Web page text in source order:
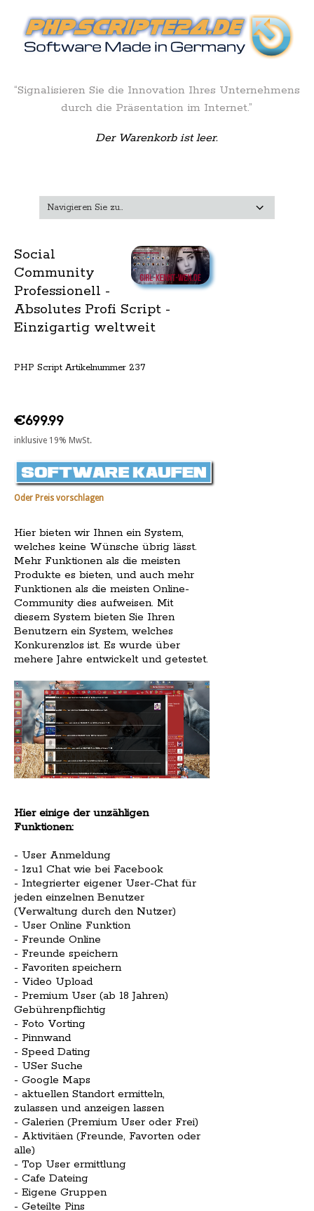
“Signalisieren Sie die Innovation Ihres Unternehmens
durch die Präsentation im Internet.”
Der Warenkorb ist leer.
Social
Community
Professionell -
Absolutes Profi Script -
Einzigartig weltweit
PHP Script Artikelnummer 237
€699.99
inklusive 19% MwSt.
Oder Preis vorschlagen
Hier bieten wir Ihnen ein System,
welches keine Wünsche übrig lässt.
Mehr Funktionen als die meisten
Produkte es bieten, und auch mehr
Funktionen als die meisten Online-
Community dies aufweisen. Mit
diesem System bieten Sie Ihren
Benutzern ein System, welches
Konkurenzlos ist. Es wurde über
mehere Jahre entwickelt und getestet.
Hier einige der unzähligen
Funktionen:
- User Anmeldung
- 1zu1 Chat wie bei Facebook
- Integrierter eigener User-Chat für
jeden einzelnen Benutzer
(Verwaltung durch den Nutzer)
- User Online Funktion
- Freunde Online
- Freunde speichern
- Favoriten speichern
- Video Upload
- Premium User (ab 18 Jahren)
Gebührenpflichtig
- Foto Vorting
- Pinnwand
- Speed Dating
- USer Suche
- Google Maps
- aktuellen Standort ermitteln,
zulassen und anzeigen lassen
- Galerien (Premium User oder Frei)
- Aktivitäen (Freunde, Favorten oder
alle)
- Top User ermittlung
- Cafe Dateing
- Eigene Gruppen
- Geteilte Pins